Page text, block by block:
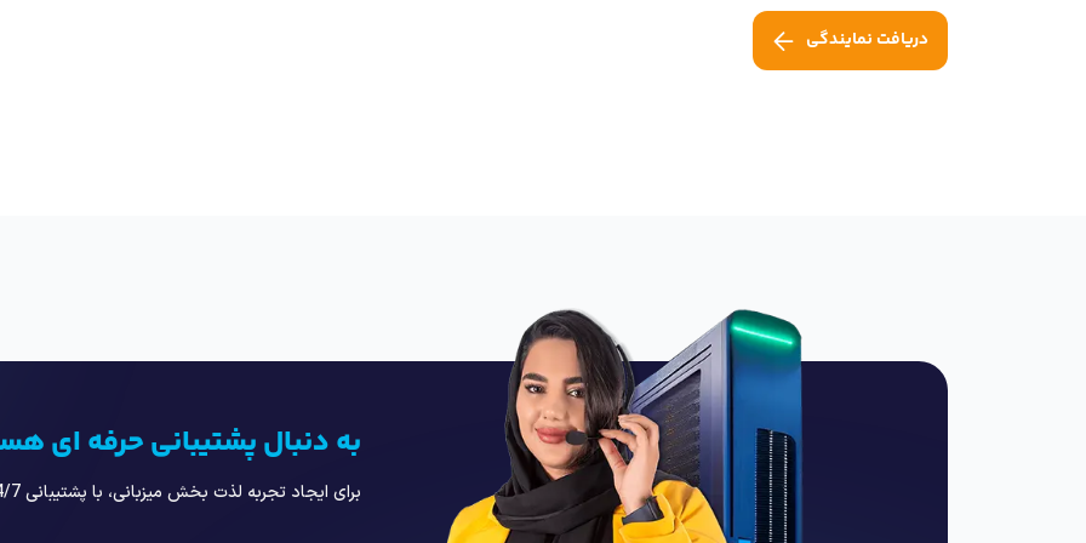
دریافت نمایندگی
به دنبال پشتیبانی حرفه ای
برای ایجاد تجربه لذت بخش میزبانی، با پشتیبانی 24/7 در کنارتان هستیم!